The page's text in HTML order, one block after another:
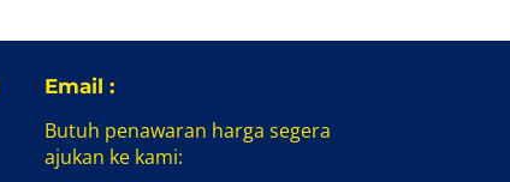
Email :
Butuh penawaran harga segera
ajukan ke kami: